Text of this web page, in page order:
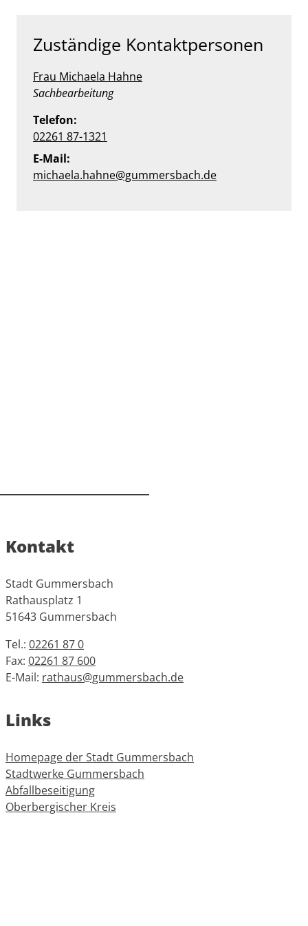
Zuständige Kontaktpersonen
Frau Michaela Hahne
Position:
Sachbearbeitung
Telefon:
02261 87-1321
E-Mail:
michaela.hahne@gummersbach.de
Kontakt
Stadt Gummersbach
Rathausplatz 1
51643 Gummersbach
Tel.: 02261 87 0
Fax: 02261 87 600
E-Mail: rathaus@gummersbach.de
Links
Homepage der Stadt Gummersbach
Stadtwerke Gummersbach
Abfallbeseitigung
Oberbergischer Kreis